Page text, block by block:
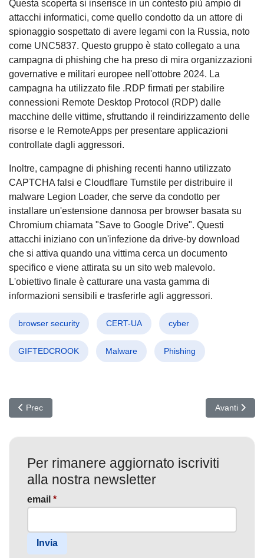
Questa scoperta si inserisce in un contesto più ampio di
attacchi informatici, come quello condotto da un attore di
spionaggio sospettato di avere legami con la Russia, noto
come UNC5837. Questo gruppo è stato collegato a una
campagna di phishing che ha preso di mira organizzazioni
governative e militari europee nell'ottobre 2024. La
campagna ha utilizzato file .RDP firmati per stabilire
connessioni Remote Desktop Protocol (RDP) dalle
macchine delle vittime, sfruttando il reindirizzamento delle
risorse e le RemoteApps per presentare applicazioni
controllate dagli aggressori.
Inoltre, campagne di phishing recenti hanno utilizzato
CAPTCHA falsi e Cloudflare Turnstile per distribuire il
malware Legion Loader, che serve da condotto per
installare un'estensione dannosa per browser basata su
Chromium chiamata "Save to Google Drive". Questi
attacchi iniziano con un'infezione da drive-by download
che si attiva quando una vittima cerca un documento
specifico e viene attirata su un sito web malevolo.
L'obiettivo finale è catturare una vasta gamma di
informazioni sensibili e trasferirle agli aggressori.
browser security CERT-UA cyber
GIFTEDCROOK Malware Phishing
Articolo precedente: DDoS: La Nuova Frontiera della Guerra
Prec Articolo
Avanti
Per rimanere aggiornato iscriviti
alla nostra newsletter
email *
Invia